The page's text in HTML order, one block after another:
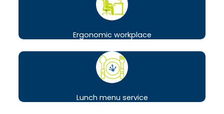
Ergonomic workplace
Lunch menu service